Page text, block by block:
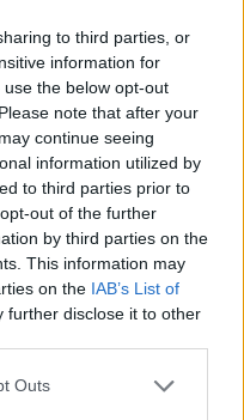
to third parties, or
information for
the below opt-out
note that after your
continue seeing
information utilized by
to third parties prior to
out of the further
by third parties on the
This information may
on the IAB’s List of
further disclose it to other
Outs
Igor reunió un
solo a los eslavos,
(una tribu muy
vivían en la parte
los griegos
tributo para que
Igor prefirió tomar
de comercio